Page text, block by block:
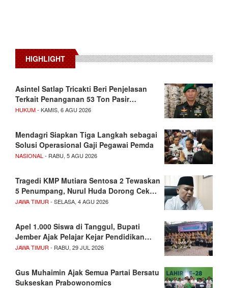
HIGHLIGHT
Asintel Satlap Tricakti Beri Penjelasan
Terkait Penanganan 53 Ton Pasir…
HUKUM- KAMIS, 6 AGU 2026
Mendagri Siapkan Tiga Langkah sebagai
Solusi Operasional Gaji Pegawai Pemda
NASIONAL - RABU, 5 AGU 2026
Tragedi KMP Mutiara Sentosa 2 Tewaskan
5 Penumpang, Nurul Huda Dorong Cek…
JAWA TIMUR - SELASA, 4 AGU 2026
Apel 1.000 Siswa di Tanggul, Bupati
Jember Ajak Pelajar Kejar Pendidikan…
JAWA TIMUR - RABU, 29 JUL 2026
Gus Muhaimin Ajak Semua Partai Bersatu
Sukseskan Prabowonomics